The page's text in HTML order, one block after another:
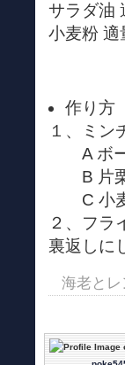
サラダ油
小麦粉 適
作り方
１、ミン
A ボー
B 片栗
C 小麦
２、フラ
裏返しに
海老と